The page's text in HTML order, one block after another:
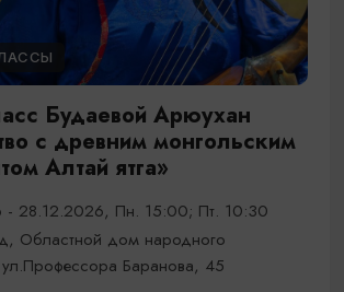
Будаевой Арюухан
с древним монгольским
Алтай ятга»
28.12.2026, Пн. 15:00; Пт. 10:30
Областной дом народного
ул.Профессора Баранова, 45